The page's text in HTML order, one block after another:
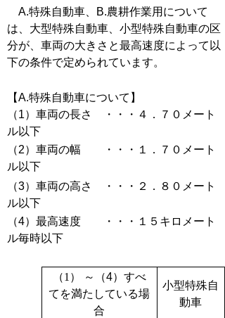
A.特殊自動車、B.農耕作業用について
は、大型特殊自動車、小型特殊自動車の区
分が、車両の大きさと最高速度によって以
下の条件で定められています。
【A.特殊自動車について】
（1）車両の長さ ・・・４．７０メート
ル以下
（2）車両の幅 ・・・１．７０メート
ル以下
（3）車両の高さ ・・・２．８０メート
ル以下
（4）最高速度 ・・・１５キロメート
ル毎時以下
（1）
～（4）すべ
てを満たしている場
合
小型特殊自
動車